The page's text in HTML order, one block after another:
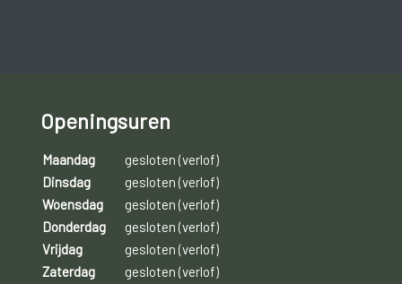
Openingsuren
Maandag
gesloten (verlof)
Dinsdag
gesloten (verlof)
Woensdag
gesloten (verlof)
Donderdag
gesloten (verlof)
Vrijdag
gesloten (verlof)
Zaterdag
gesloten (verlof)